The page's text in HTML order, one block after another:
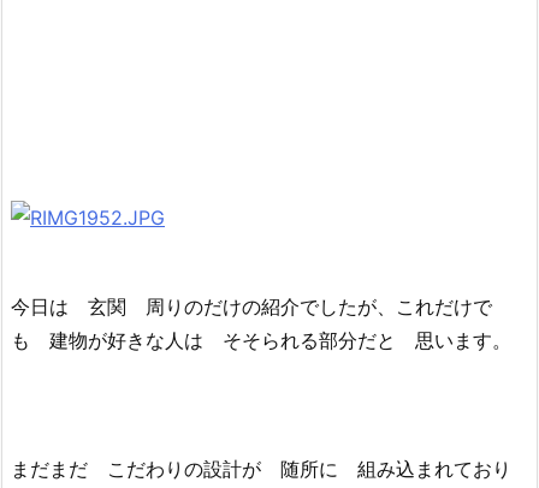
今日は 玄関 周りのだけの紹介でしたが、これだけで
も 建物が好きな人は そそられる部分だと 思います。
まだまだ こだわりの設計が 随所に 組み込まれており